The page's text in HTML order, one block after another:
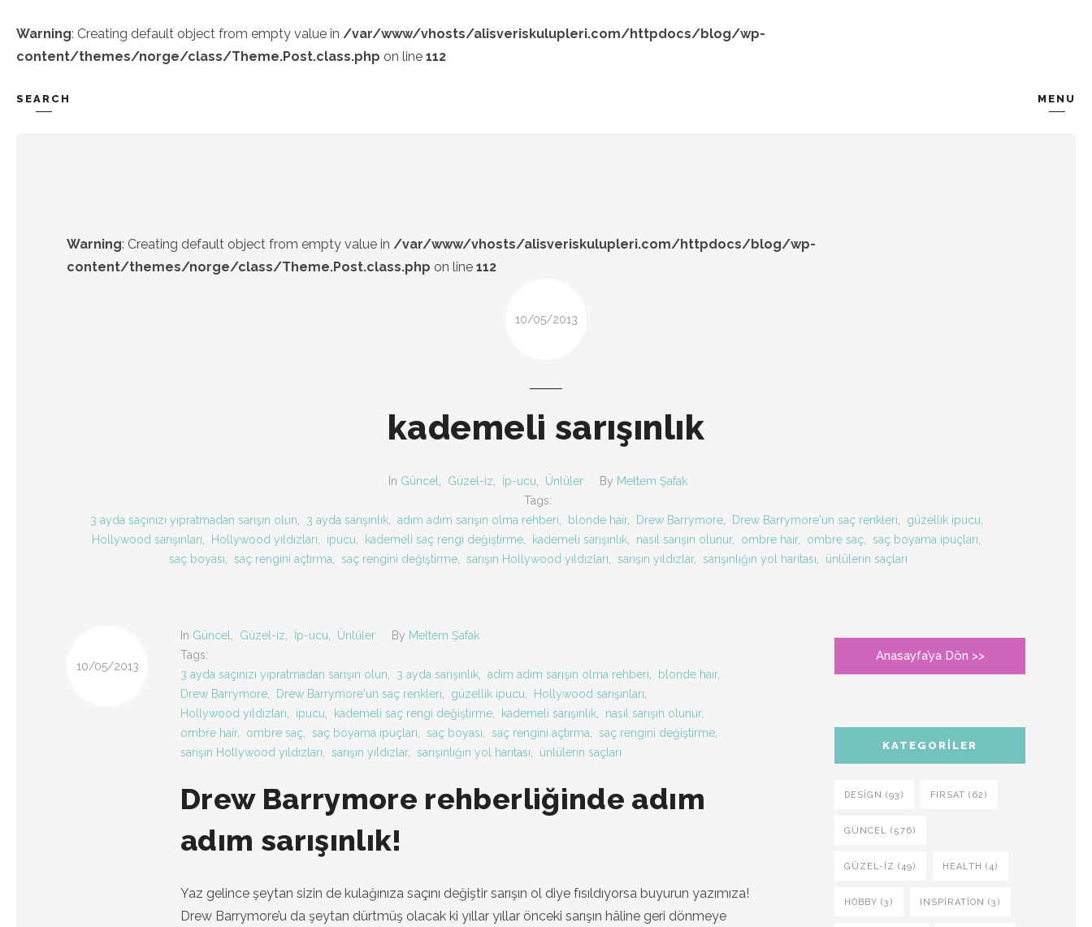
Warning: Creating default object from empty value in /var/www/vhosts/alisveriskulupleri.com/httpdocs/blog/wp-
content/themes/norge/class/Theme.Post.class.php on line 112
SEARCH MENU
Warning: Creating default object from empty value in /var/www/vhosts/alisveriskulupleri.com/httpdocs/blog/wp-
content/themes/norge/class/Theme.Post.class.php on line 112
10/05/2013
kademeli sarışınlık
In Güncel Güzel-iz İp-ucu Ünlüler By Meltem Şafak
Tags:
3 ayda saçınızı yıpratmadan sarışın olun
3 ayda sarışınlık, adım adım sarışın olma rehberi blonde hair, Drew Barrymore, Drew Barrymore'un saç renkleri güzellik ipucu
Hollywood sarışınları
Hollywood yıldızları ipucu kademeli saç rengi değiştirme kademeli sarışınlık nasıl sarışın olunur, ombre hair, ombre saç saç boyama ipuçları
saç boyası
saç rengini açtırma saç rengini değiştirme, sarışın Hollywood yıldızları sarışın yıldızlar, sarışınlığın yol haritası ünlülerin saçları
10/05/2013
In Güncel Güzel-iz İp-ucu Ünlüler By Meltem Şafak
Tags:
3 ayda saçınızı yıpratmadan sarışın olun
3 ayda sarışınlık adım adım sarışın olma rehberi blonde hair,
Drew Barrymore
Drew Barrymore'un saç renkleri güzellik ipucu Hollywood sarışınları
Hollywood yıldızları
ipucu kademeli saç rengi değiştirme kademeli sarışınlık nasıl sarışın olunur,
ombre hair, ombre saç saç boyama ipuçları saç boyası saç rengini açtırma saç rengini değiştirme
sarışın Hollywood yıldızları
sarışın yıldızlar, sarışınlığın yol haritası ünlülerin saçları
Drew Barrymore rehberliğinde adım
adım sarışınlık!
Yaz gelince şeytan sizin de kulağınıza saçını değiştir sarışın ol diye fısıldıyorsa buyurun yazımıza!
Drew Barrymore’u da şeytan dürtmüş olacak ki yıllar yıllar önceki sarışın hâline geri dönmeye
Anasayfa’ya Dön >>
KATEGORILER
DESIGN (93) FIRSAT (62)
GÜNCEL (576)
GÜZEL-IZ (49) HEALTH (4)
HOBBY (3) INSPIRATION (3)